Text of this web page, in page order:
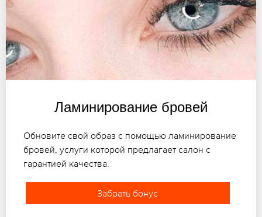
Ламинирование бровей
Обновите свой образ с помощью ламинирование
бровей, услуги которой предлагает салон с
гарантией качества.
Забрать бонус